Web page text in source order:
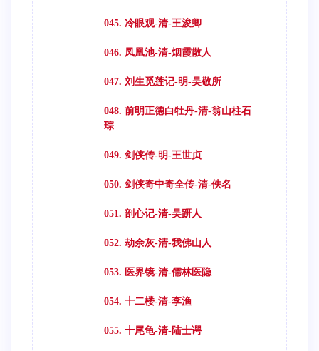
045. 冷眼观-清-王浚卿
046. 凤凰池-清-烟霞散人
047. 刘生觅莲记-明-吴敬所
048. 前明正德白牡丹-清-翁山柱石
琮
049. 剑侠传-明-王世贞
050. 剑侠奇中奇全传-清-佚名
051. 剖心记-清-吴趼人
052. 劫余灰-清-我佛山人
053. 医界镜-清-儒林医隐
054. 十二楼-清-李渔
055. 十尾龟-清-陆士谔